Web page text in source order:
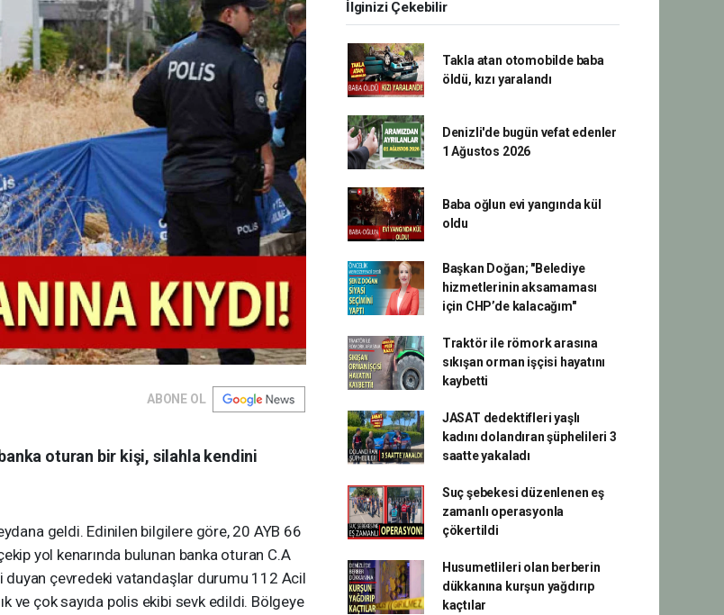
ABONE OL
oturan bir kişi, silahla kendini
geldi. Edinilen bilgilere göre, 20 AYB 66
yol kenarında bulunan banka oturan C.A
duyan çevredeki vatandaşlar durumu 112 Acil
ve çok sayıda polis ekibi sevk edildi. Bölgeye
İlginizi Çekebilir
Takla atan otomobilde baba
öldü, kızı yaralandı
Denizli'de bugün vefat edenler
1 Ağustos 2026
Baba oğlun evi yangında kül
oldu
Başkan Doğan; "Belediye
hizmetlerinin aksamaması
için CHP’de kalacağım"
Traktör ile römork arasına
sıkışan orman işçisi hayatını
kaybetti
JASAT dedektifleri yaşlı
kadını dolandıran şüphelileri 3
saatte yakaladı
Suç şebekesi düzenlenen eş
zamanlı operasyonla
çökertildi
Husumetlileri olan berberin
dükkanına kurşun yağdırıp
kaçtılar